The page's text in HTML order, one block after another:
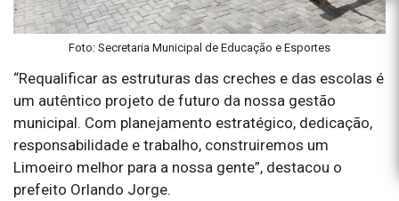
Foto: Secretaria Municipal de Educação e Esportes
“Requalificar as estruturas das creches e das escolas é
um autêntico projeto de futuro da nossa gestão
municipal. Com planejamento estratégico, dedicação,
responsabilidade e trabalho, construiremos um
Limoeiro melhor para a nossa gente”, destacou o
prefeito Orlando Jorge.